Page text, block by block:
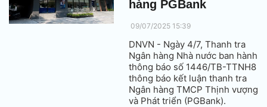
hàng PGBank
09/07/2025 15:39
DNVN - Ngày 4/7, Thanh tra
Ngân hàng Nhà nước ban hành
thông báo số 1446/TB-TTNH8
thông báo kết luận thanh tra
Ngân hàng TMCP Thịnh vượng
và Phát triển (PGBank).